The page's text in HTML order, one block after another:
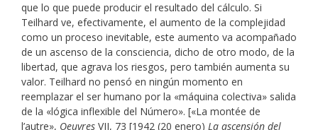
que lo que puede producir el resultado del cálculo. Si
Teilhard ve, efectivamente, el aumento de la complejidad
como un proceso inevitable, este aumento va acompañado
de un ascenso de la consciencia, dicho de otro modo, de la
libertad, que agrava los riesgos, pero también aumenta su
valor. Teilhard no pensó en ningún momento en
reemplazar el ser humano por la «máquina colectiva» salida
de la «lógica inflexible del Número». [«La montée de
l’autre», Oeuvres VII, 73 [1942 (20 enero) La ascensión del